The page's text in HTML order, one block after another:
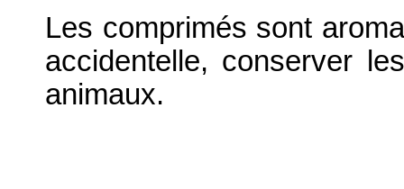
Les comprimés sont
accidentelle, conserver
animaux.